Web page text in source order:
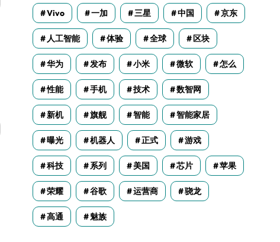
Vivo 一加 三星 中国 京东
人工智能 体验 全球 区块
华为 发布 小米 微软 怎么
性能 手机 技术 数智网
新机 旗舰 智能 智能家居
曝光 机器人 正式 游戏
科技 系列 美国 芯片 苹果
荣耀 谷歌 运营商 骁龙
高通 魅族